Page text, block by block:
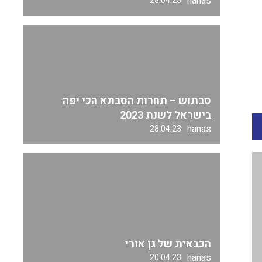
סבתוש – תחרות הסבתא הכי יפה
בישראל לשנת 2023
hanas
28.04.23
הכבאית של גן אורי
hanas
20.04.23